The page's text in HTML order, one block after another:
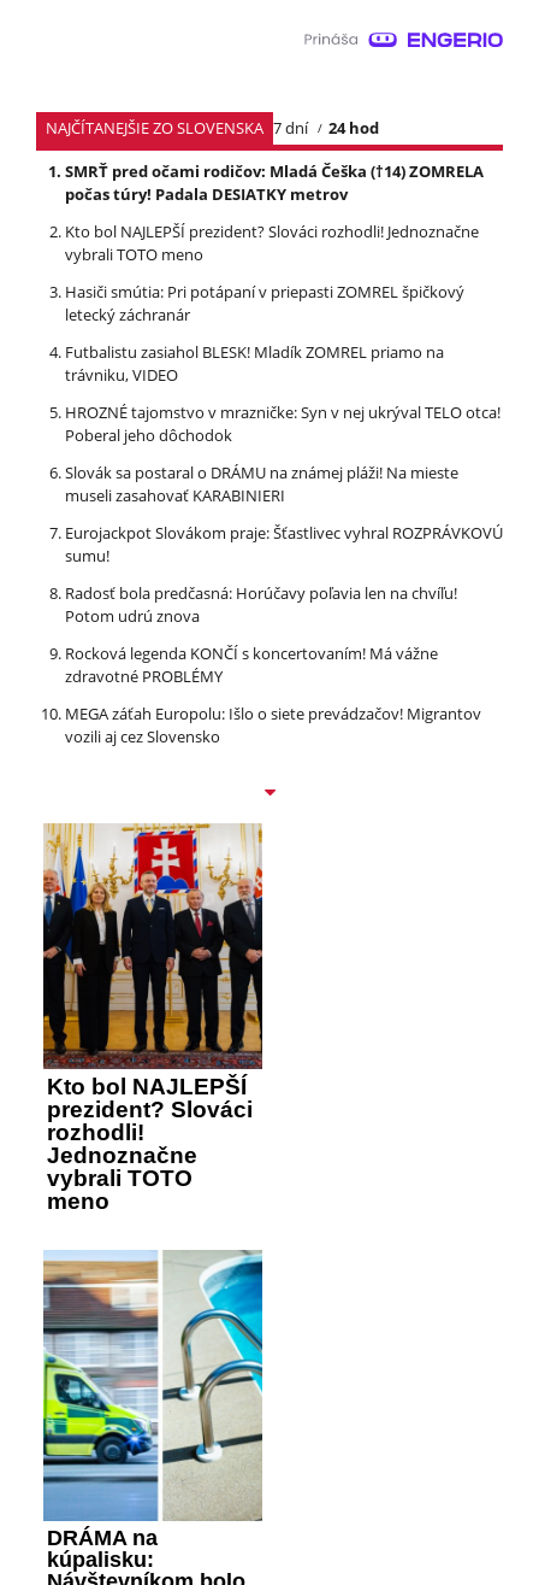
NAJČÍTANEJŠIE ZO SLOVENSKA 7 dní
24 hod
SMRŤ pred očami rodičov: Mladá Češka (†14) ZOMRELA
počas túry! Padala DESIATKY metrov
Kto bol NAJLEPŠÍ prezident? Slováci rozhodli! Jednoznačne
vybrali TOTO meno
Hasiči smútia: Pri potápaní v priepasti ZOMREL špičkový
letecký záchranár
Futbalistu zasiahol BLESK! Mladík ZOMREL priamo na
trávniku, VIDEO
HROZNÉ tajomstvo v mrazničke: Syn v nej ukrýval TELO otca!
Poberal jeho dôchodok
Slovák sa postaral o DRÁMU na známej pláži! Na mieste
museli zasahovať KARABINIERI
Eurojackpot Slovákom praje: Šťastlivec vyhral ROZPRÁVKOVÚ
sumu!
Radosť bola predčasná: Horúčavy poľavia len na chvíľu!
Potom udrú znova
Rocková legenda KONČÍ s koncertovaním! Má vážne
zdravotné PROBLÉMY
MEGA záťah Europolu: Išlo o siete prevádzačov! Migrantov
vozili aj cez Slovensko
Kto bol NAJLEPŠÍ
prezident? Slováci
rozhodli!
Jednoznačne
vybrali TOTO
meno
DRÁMA na
kúpalisku: